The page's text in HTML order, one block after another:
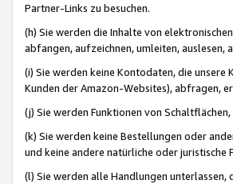
Partner-Links zu besuchen.
(h) Sie werden die Inhalte von
abfangen, aufzeichnen, umleiten, auslesen,
(i) Sie werden keine Kontodaten, die
Kunden der Amazon-Websites), abfragen,
(j) Sie werden Funktionen von
(k) Sie werden keine Bestellungen oder
und keine andere natürliche oder
(l) Sie werden alle Handlungen unterlassen,